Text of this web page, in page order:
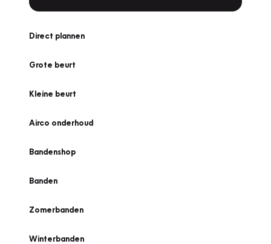
Direct plannen
Grote beurt
Kleine beurt
Airco onderhoud
Bandenshop
Banden
Zomerbanden
Winterbanden